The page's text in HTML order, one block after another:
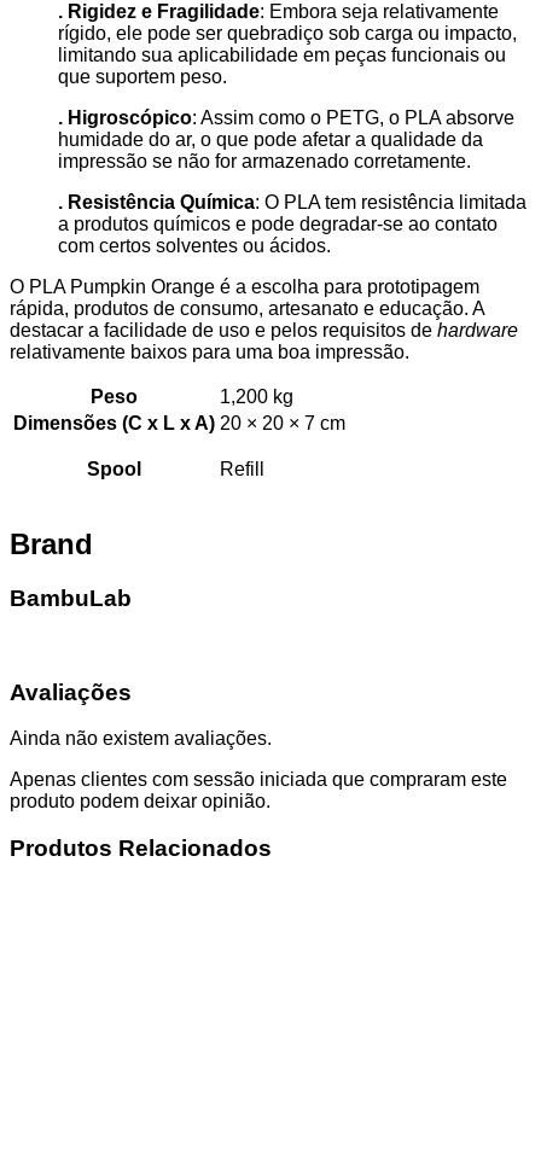
. Rigidez e Fragilidade: Embora seja relativamente
rígido, ele pode ser quebradiço sob carga ou impacto,
limitando sua aplicabilidade em peças funcionais ou
que suportem peso.
. Higroscópico: Assim como o PETG, o PLA absorve
humidade do ar, o que pode afetar a qualidade da
impressão se não for armazenado corretamente.
. Resistência Química: O PLA tem resistência limitada
a produtos químicos e pode degradar-se ao contato
com certos solventes ou ácidos.
O PLA Pumpkin Orange é a escolha para prototipagem
rápida, produtos de consumo, artesanato e educação. A
destacar a facilidade de uso e pelos requisitos de hardware
relativamente baixos para uma boa impressão.
Peso
1,200 kg
Dimensões (C x L x A) 20 × 20 × 7 cm
Spool Refill
Brand
BambuLab
Avaliações
Ainda não existem avaliações.
Apenas clientes com sessão iniciada que compraram este
produto podem deixar opinião.
Produtos Relacionados